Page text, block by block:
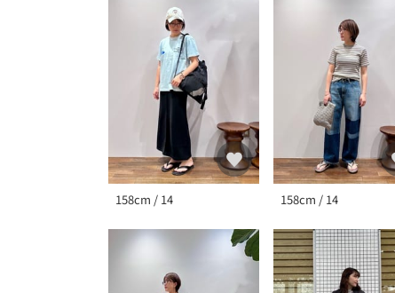
158cm / 14 158cm / 14